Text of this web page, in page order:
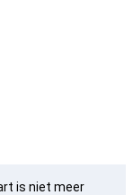
is niet meer